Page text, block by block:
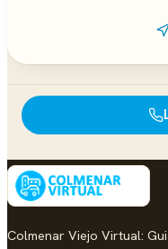
Colmenar Viejo Virtual: